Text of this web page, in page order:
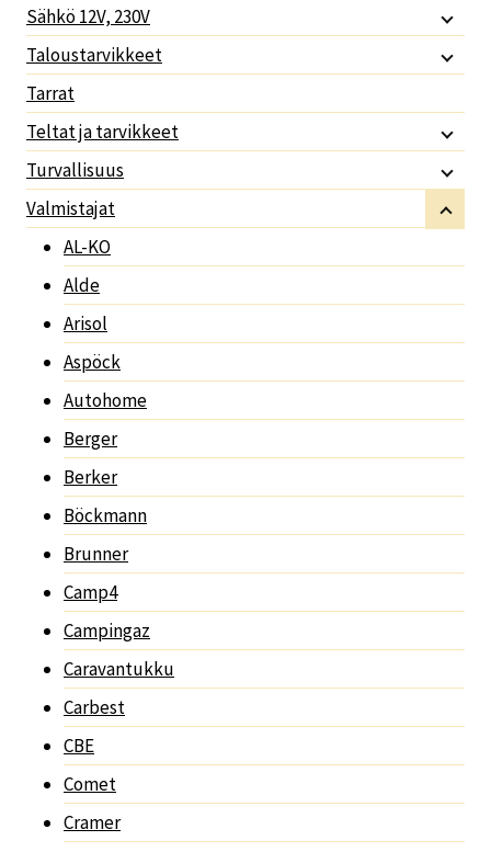
Sähkö 12V, 230V
Taloustarvikkeet
Tarrat
Teltat ja tarvikkeet
Turvallisuus
Valmistajat
AL-KO
Alde
Arisol
Aspöck
Autohome
Berger
Berker
Böckmann
Brunner
Camp4
Campingaz
Caravantukku
Carbest
CBE
Comet
Cramer